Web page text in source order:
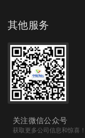
其他服务
关注微信公众号
获取更多公司信息和惊喜！